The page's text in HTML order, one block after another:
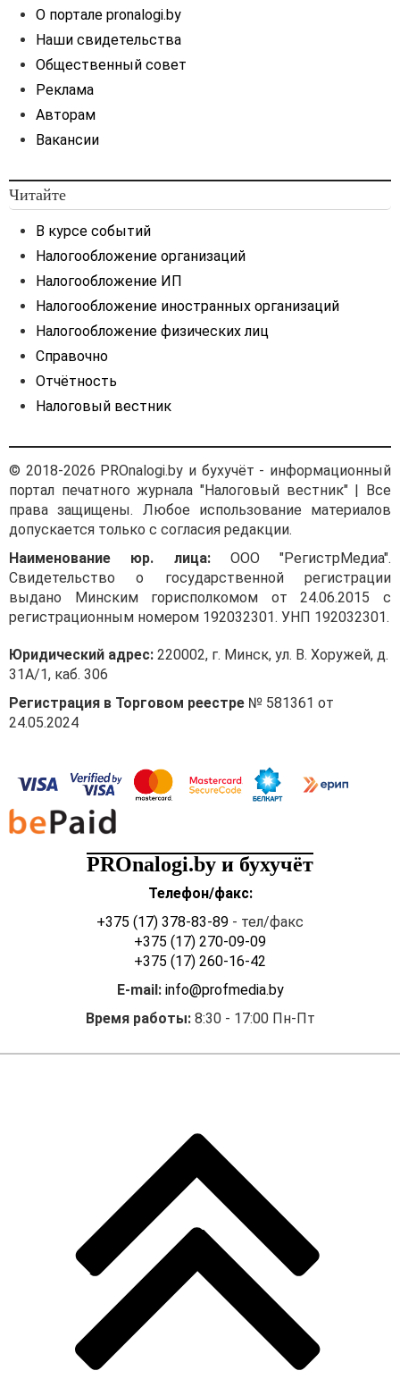
О портале pronalogi.by
Наши свидетельства
Общественный совет
Реклама
Авторам
Вакансии
Читайте
В курсе событий
Налогообложение организаций
Налогообложение ИП
Налогообложение иностранных организаций
Налогообложение физических лиц
Справочно
Отчётность
Налоговый вестник
© 2018-2026 PROnalogi.by и бухучёт - информационный
портал печатного журнала "Налоговый вестник" | Все
права защищены. Любое использование материалов
допускается только с согласия редакции.
Наименование юр. лица:ООО "РегистрМедиа".
Свидетельство о государственной регистрации
выдано Минским горисполкомом от 24.06.2015 с
регистрационным номером 192032301. УНП 192032301.
Юридический адрес: 220002, г. Минск, ул. В. Хоружей, д.
31А/1, каб. 306
Регистрация в Торговом реестре № 581361 от
24.05.2024
PROnalogi.by и бухучёт
Телефон/факс:
+375 (17) 378-83-89 - тел/факс
+375 (17) 270-09-09
+375 (17) 260-16-42
E-mail: info@profmedia.by
Время работы:8:30 - 17:00 Пн-Пт